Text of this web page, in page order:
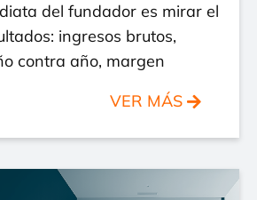
del fundador es mirar el
ingresos brutos,
contra año, margen
VER MÁS